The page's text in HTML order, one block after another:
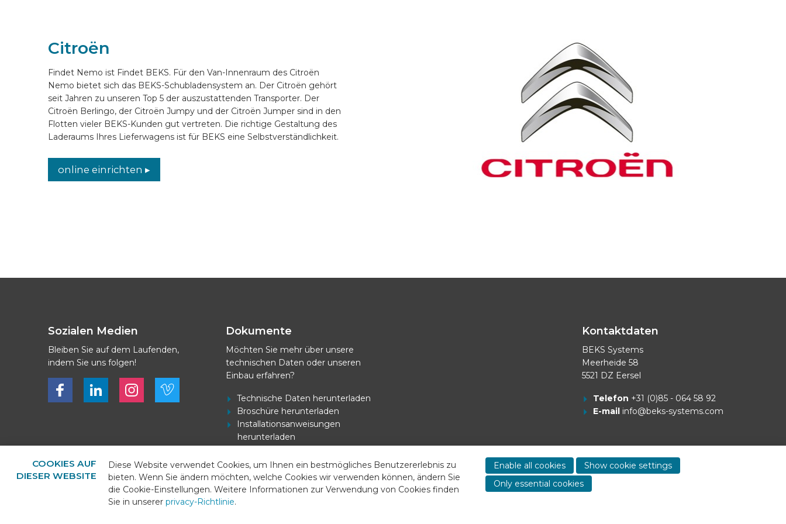
Citroën
Findet Nemo ist Findet BEKS. Für den Van-Innenraum des Citroën
Nemo bietet sich das BEKS-Schubladensystem an. Der Citroën gehört
seit Jahren zu unseren Top 5 der auszustattenden Transporter. Der
Citroën Berlingo, der Citroën Jumpy und der Citroën Jumper sind in den
Flotten vieler BEKS-Kunden gut vertreten. Die richtige Gestaltung des
Laderaums Ihres Lieferwagens ist für BEKS eine Selbstverständlichkeit.
online einrichten ▸
Sozialen Medien
Bleiben Sie auf dem Laufenden,
indem Sie uns folgen!
Bekijk ons op FacebookBekijk ons op LinkedInBekijk ons op LinkedInBekijk ons op Vimeo
Dokumente
Möchten Sie mehr über unsere
technischen Daten oder unseren
Einbau erfahren?
Technische Daten herunterladen
Broschüre herunterladen
Installationsanweisungen
herunterladen
herunterladen
Kontaktdaten
BEKS Systems
Meerheide 58
5521 DZ Eersel
Telefon +31 (0)85 - 064 58 92
E-mail info@beks-systems.com
COOKIES AUF
DIESER WEBSITE
Diese Website verwendet Cookies, um Ihnen ein bestmögliches Benutzererlebnis zu
bieten. Wenn Sie ändern möchten, welche Cookies wir verwenden können, ändern Sie
die Cookie-Einstellungen. Weitere Informationen zur Verwendung von Cookies finden
Sie in unserer privacy-Richtlinie.
Enable all cookies
Show cookie settings
Only essential cookies